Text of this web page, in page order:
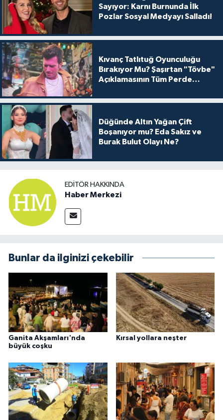
Sayıyor: Karnı Burnunda İlk
Pozlar Sosyal Medyayı Salladı!
Kıvanç Tatlıtuğ Oyunculuğu
Bırakıyor Mu? Şaşırtan "Tövbe"
Açıklamasının Tüm Perde
Düğünde Altın Yağan Çift
Boşanıyor mu? Eda Sakız ve
Burak Bulut Olayı Ne?
EDITÖR HAKKINDA
Haber Merkezi
Bunlar da ilginizi çekebilir
Ganita Akşamları'nda
büyük coşku
Kırsal yollara neşter